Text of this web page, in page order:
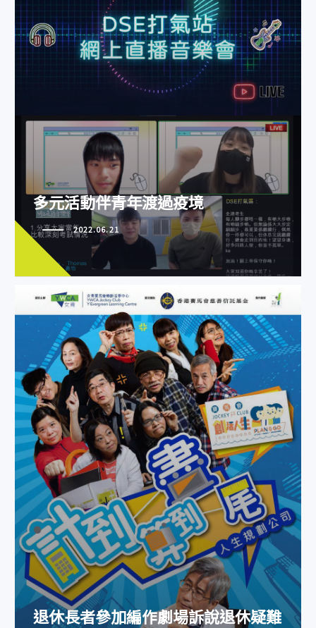
多元活動伴青年渡過疫境
多元活動伴青年渡過疫境
2022.06.21
退休長者參加編作劇場訴說退休疑
難
退休長者參加編作劇場訴說退休疑難